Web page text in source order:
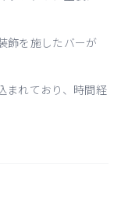
飾を施したバーが
まれており、時間経